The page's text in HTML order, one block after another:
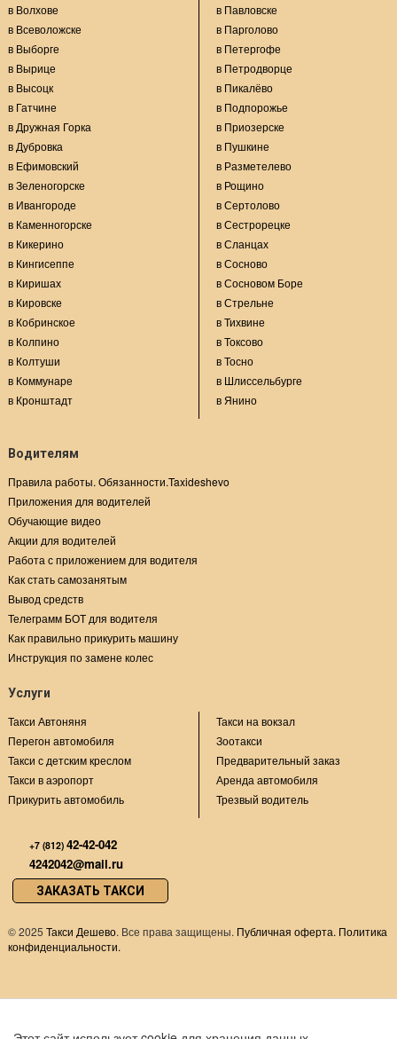
в Волхове
в Всеволожске
в Выборге
в Вырице
в Высоцк
в Гатчине
в Дружная Горка
в Дубровка
в Ефимовский
в Зеленогорске
в Ивангороде
в Каменногорске
в Кикерино
в Кингисеппе
в Киришах
в Кировске
в Кобринское
в Колпино
в Колтуши
в Коммунаре
в Кронштадт
в Павловске
в Парголово
в Петергофе
в Петродворце
в Пикалёво
в Подпорожье
в Приозерске
в Пушкине
в Разметелево
в Рощино
в Сертолово
в Сестрорецке
в Сланцах
в Сосново
в Сосновом Боре
в Стрельне
в Тихвине
в Токсово
в Тосно
в Шлиссельбурге
в Янино
Водителям
Правила работы. Обязанности.Taxideshevo
Приложения для водителей
Обучающие видео
Акции для водителей
Работа с приложением для водителя
Как стать самозанятым
Вывод средств
Телеграмм БОТ для водителя
Как правильно прикурить машину
Инструкция по замене колес
Услуги
Такси Автоняня
Перегон автомобиля
Такси с детским креслом
Такси в аэропорт
Прикурить автомобиль
Такси на вокзал
Зоотакси
Предварительный заказ
Аренда автомобиля
Трезвый водитель
+7 (812) 42-42-042
4242042@mail.ru
ЗАКАЗАТЬ ТАКСИ
©2025 Такси Дешево. Все права защищены. Публичная оферта. Политика
конфиденциальности.